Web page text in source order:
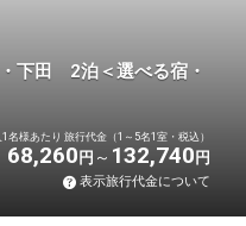
下田 2泊＜選べる宿・
名様あたり 旅行代金（1～5名1室・税込）
68,260 円 132,740 円
表示旅行代金について